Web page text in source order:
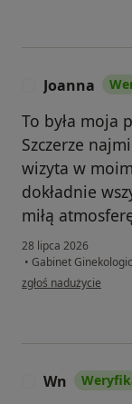
Joanna
To była moja
Szczerze
wizyta w
dokładnie
miłą
28 lipca 2026
• Gabinet
w opinii użytkownika
zgłoś nadużycie
Wn